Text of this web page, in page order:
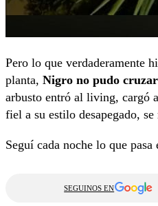
Pero lo que verdaderamente
planta, Nigro no pudo
arbusto entró al living, cargó
fiel a su estilo desapegado,
Seguí cada noche lo que
SEGUINOS EN